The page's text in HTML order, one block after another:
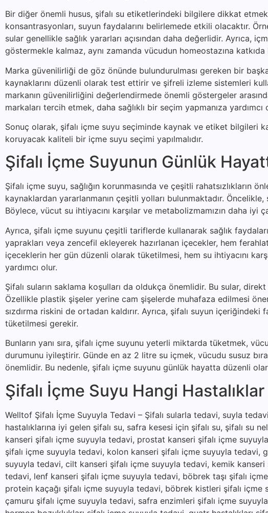
Bir diğer önemli husus, şifalı su etiketlerindeki bilgilere dikkat
konsantrasyonları, suyun faydalarını belirlemede etkili olacaktır.
sular genellikle sağlık yararları açısından daha değerlidir. Ayrıca,
göstermekle kalmaz, aynı zamanda vücudun homeostazına katkıda
Marka güvenilirliği de göz önünde bulundurulması gereken bir
kaynaklarını düzenli olarak test ettirir ve şifreli izleme sistemleri
markanın güvenilirliğini değerlendirmede önemli göstergeler
markaları tercih etmek, daha sağlıklı bir seçim yapmanıza yardımcı
Sonuç olarak, şifalı içme suyu seçiminde kaynak ve etiket bilgileri
koruyacak kaliteli bir içme suyu seçimi yapılmalıdır.
Şifalı İçme Suyunun Günlük
Şifalı içme suyu, sağlığın korunmasında ve çeşitli rahatsızlıkların
kaynaklardan yararlanmanın çeşitli yolları bulunmaktadır.
Böylece, vücut su ihtiyacını karşılar ve metabolizmamızın daha iyi
Ayrıca, şifalı içme suyunu çeşitli tariflerde kullanarak sağlık
yaprakları veya zencefil ekleyerek hazırlanan içecekler, hem
içeceklerin her gün düzenli olarak tüketilmesi, hem su ihtiyacını
yardımcı olur.
Şifalı suların saklama koşulları da oldukça önemlidir. Bu sular,
Özellikle plastik şişeler yerine cam şişelerde muhafaza edilmesi
sızdırma riskini de ortadan kaldırır. Ayrıca, şifalı suyun
tüketilmesi gerekir.
Bunların yanı sıra, şifalı içme suyunu yeterli miktarda tüketmek,
durumunu iyileştirir. Günde en az 2 litre su içmek, vücudu susuz
önemlidir. Bu nedenle, şifalı içme suyunu günlük hayatta düzenli
Şifalı İçme Suyu Hangi Hastalıklar
Welltof Şifalı İçme Suyuyla Tedavi – Şifalı sularla tedavi, suyla
hastalıklarına iyi gelen şifalı su, safra kesesi için şifalı su, şifalı su
kanseri şifalı içme suyuyla tedavi, prostat kanseri şifalı içme
şifalı içme suyuyla tedavi, kolon kanseri şifalı içme suyuyla tedavi,
suyuyla tedavi, cilt kanseri şifalı içme suyuyla tedavi, kemik
tedavi, lenf kanseri şifalı içme suyuyla tedavi, böbrek taşı şifalı
protein kaçağı şifalı içme suyuyla tedavi, böbrek kistleri şifalı
çamuru şifalı içme suyuyla tedavi, safra enzimleri şifalı içme